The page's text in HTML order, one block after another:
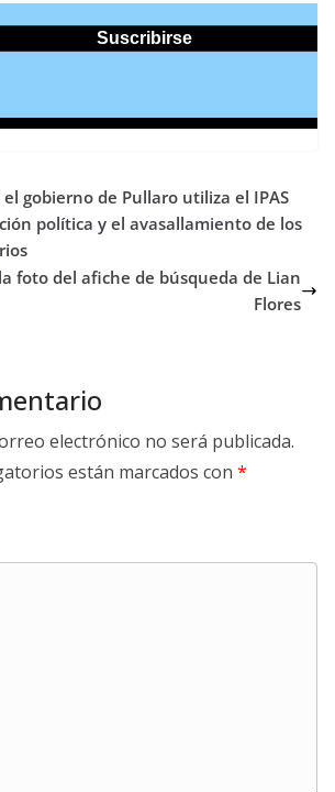
gobierno de Pullaro utiliza el IPAS
política y el avasallamiento de los
foto del afiche de búsqueda de Lian
Flores
electrónico no será publicada.
están marcados con *